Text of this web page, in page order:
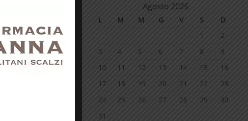
Agosto 2026
L M M G V S
D
1
2
3
4 5 6 7 8
9
10
11 12 13 14 15
16
17
18 19 20 21 22
23
24
25 26 27 28 29
30
31